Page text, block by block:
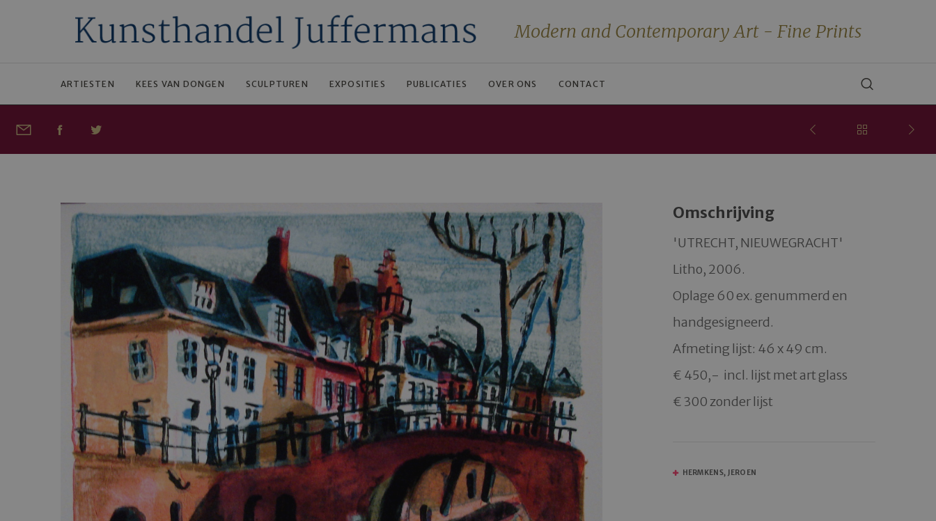
Modern and Contemporary Art - Fine Prints
ARTIESTEN KEES VAN DONGEN SCULPTUREN EXPOSITIES PUBLICATIES OVER ONS CONTACT
Omschrijving
'UTRECHT, NIEUWEGRACHT'
Litho, 2006.
Oplage 60 ex. genummerd en
handgesigneerd.
Afmeting lijst: 46 x 49 cm.
€ 450,-  incl. lijst met art glass
€ 300 zonder lijst
HERMKENS, JEROEN